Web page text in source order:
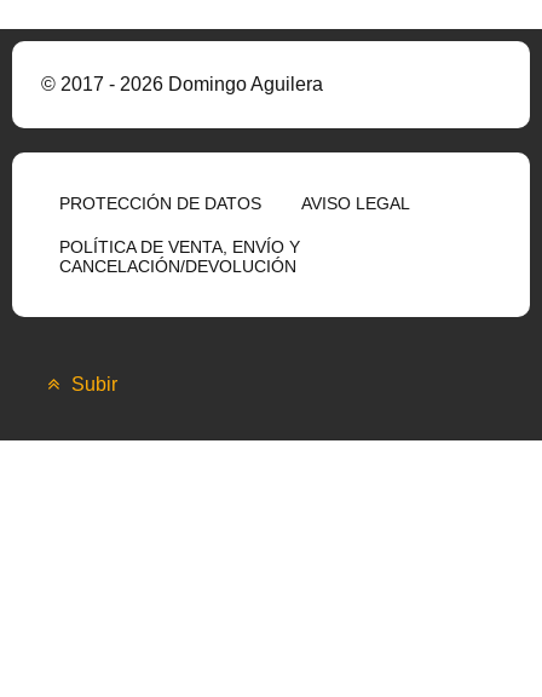
© 2017 - 2026 Domingo Aguilera
PROTECCIÓN DE DATOS AVISO LEGAL
POLÍTICA DE VENTA, ENVÍO Y
CANCELACIÓN/DEVOLUCIÓN
Subir